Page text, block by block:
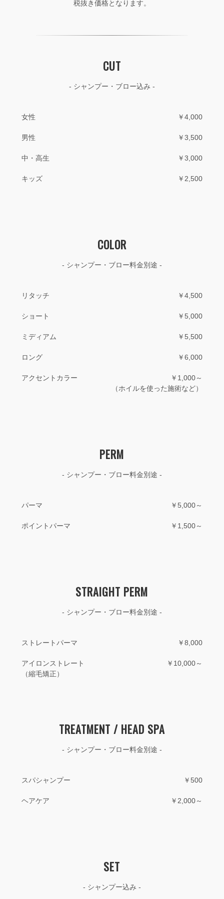
税抜き価格となります。
CUT
- シャンプー・ブロー込み -
女性 ￥4,000
男性 ￥3,500
中・高生 ￥3,000
キッズ ￥2,500
COLOR
- シャンプー・ブロー料金別途 -
リタッチ ￥4,500
ショート ￥5,000
ミディアム ￥5,500
ロング ￥6,000
アクセントカラー
￥1,000～
（ホイルを使った施術など）
PERM
- シャンプー・ブロー料金別途 -
パーマ ￥5,000～
ポイントパーマ ￥1,500～
STRAIGHT PERM
- シャンプー・ブロー料金別途 -
ストレートパーマ ￥8,000
アイロンストレート
（縮毛矯正）
￥10,000～
TREATMENT / HEAD SPA
- シャンプー・ブロー料金別途 -
スパシャンプー ￥500
ヘアケア ￥2,000～
SET
- シャンプー込み -